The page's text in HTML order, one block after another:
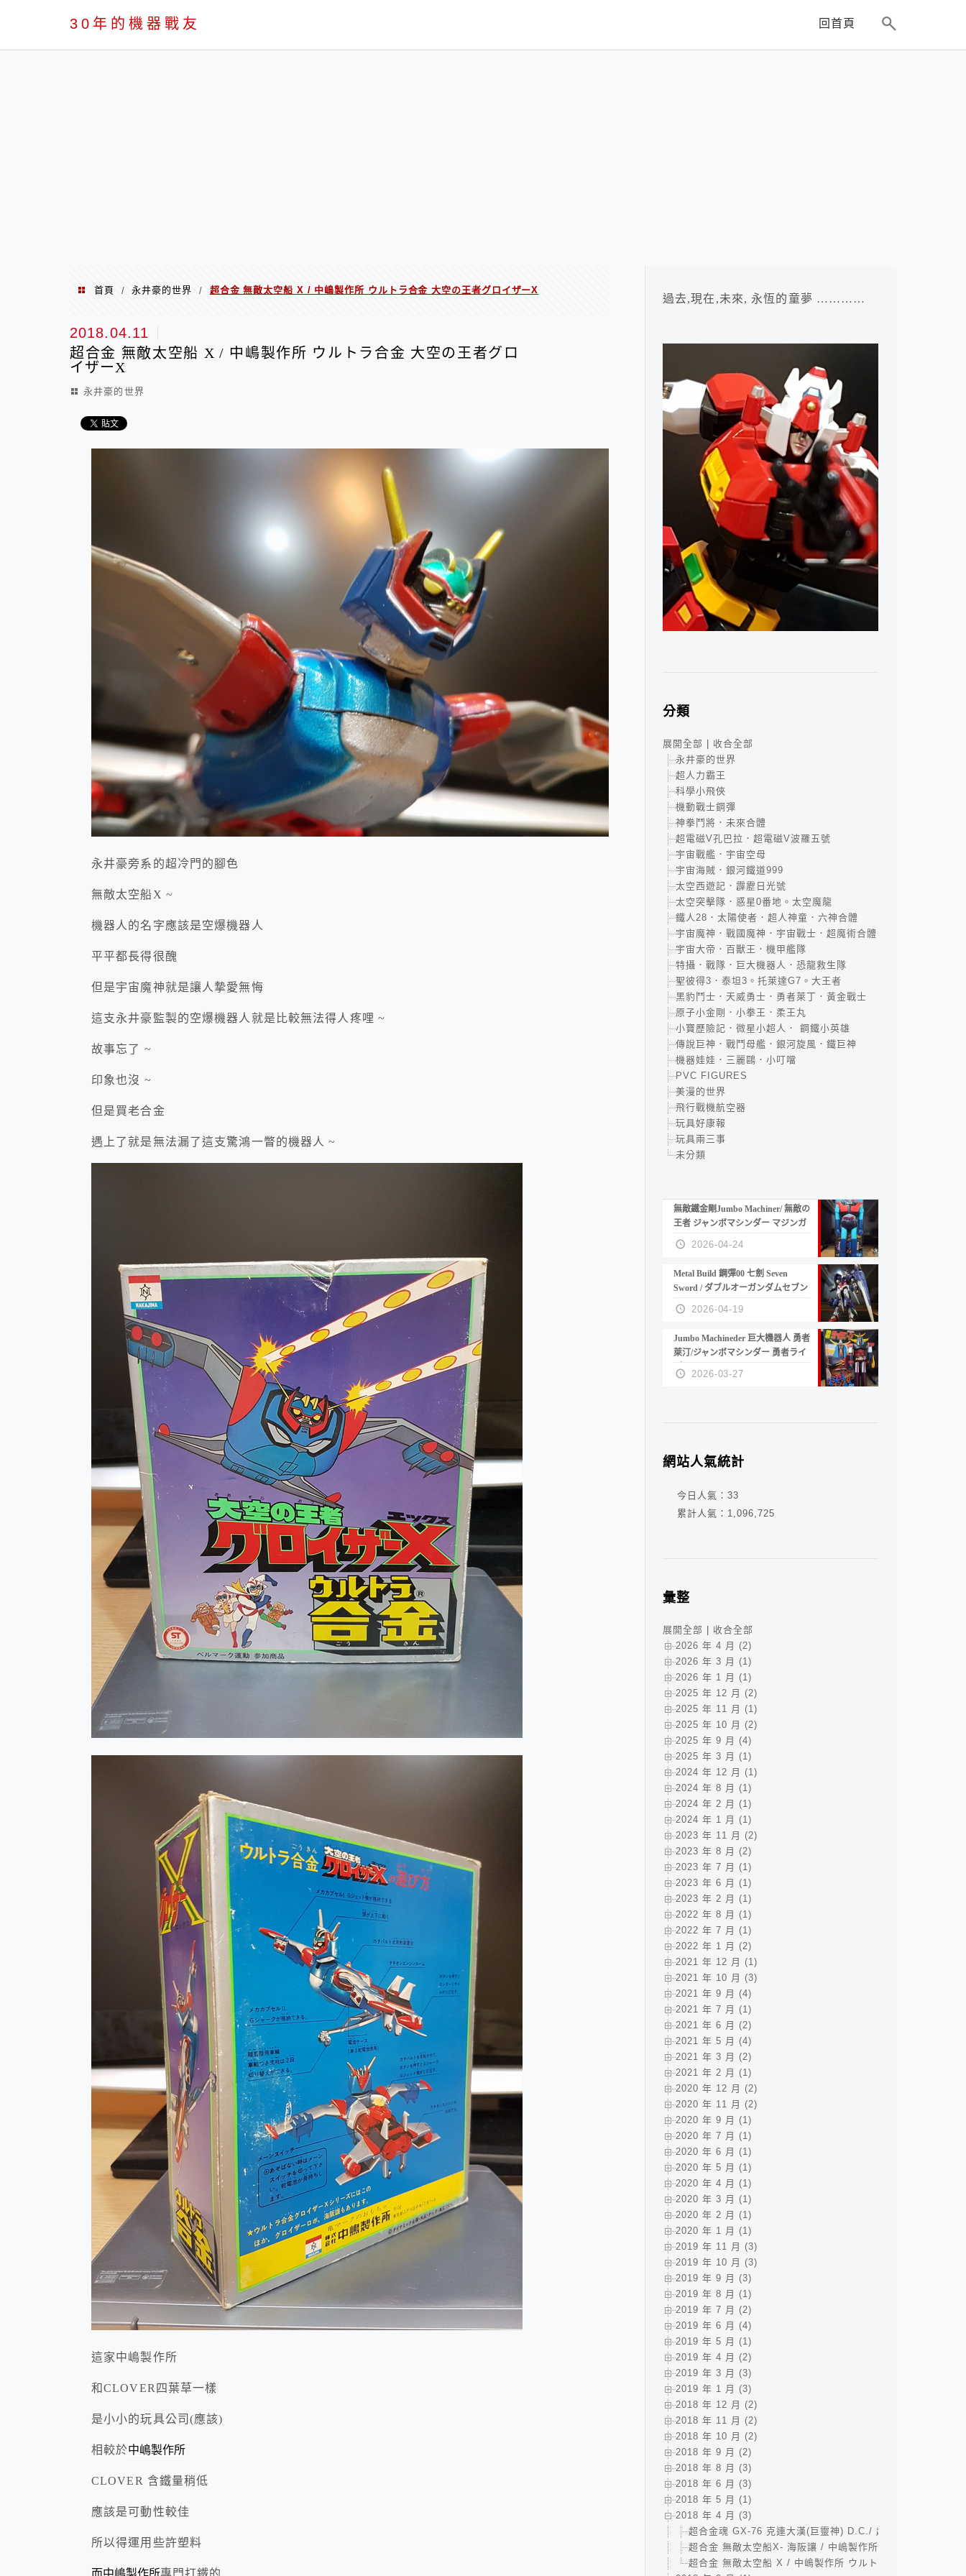
30年的機器戰友 回首頁
首頁 / 永井豪的世界 / 超合金 無敵太空船 X / 中嶋製作所 ウルトラ合金 大空の王者グロイザーX
2018.04.11
超合金 無敵太空船 X / 中嶋製作所 ウルトラ合金 大空の王者グロ
イザーX
永井豪的世界
永井豪旁系的超冷門的腳色
無敵太空船X ~
機器人的名字應該是空爆機器人
平平都長得很醜
但是宇宙魔神就是讓人摯愛無悔
這支永井豪監製的空爆機器人就是比較無法得人疼哩 ~
故事忘了 ~
印象也沒 ~
但是買老合金
遇上了就是無法漏了這支驚鴻一瞥的機器人 ~
這家中嶋製作所
和CLOVER四葉草一樣
是小小的玩具公司(應該)
相較於中嶋製作所
CLOVER 含鐵量稍低
應該是可動性較佳
所以得運用些許塑料
過去,現在,未來, 永恆的童夢 …………
分類
展開全部
收合全部
永井豪的世界
超人力霸王
科學小飛俠
機動戰士鋼彈
神拳鬥將．未來合體
超電磁V孔巴拉．超電磁V波羅五號
宇宙戰艦．宇宙空母
宇宙海賊．銀河鐵道999
太空西遊記．霹靂日光號
太空突擊隊．惑星0番地。太空魔龍
鐵人28．太陽使者．超人神童．六神合體
宇宙魔神．戰國魔神．宇宙戰士．超魔術合體
宇宙大帝．百獸王．機甲艦隊
特攝．戰隊．巨大機器人．恐龍救生隊
聖彼得3．泰坦3。托萊達G7。大王者
黑豹鬥士．天威勇士．勇者萊丁．黃金戰士
原子小金剛．小拳王．柔王丸
小寶歷險記．微星小超人． 鋼鐵小英雄
傳說巨神．戰鬥母艦．銀河旋風．鐵巨神
機器娃娃．三麗鷗．小叮噹
PVC FIGURES
美漫的世界
飛行戰機航空器
玩具好康報
玩具兩三事
未分類
無敵鐵金剛Jumbo Machiner/ 無敵の
王者 ジャンボマシンダー マジンガ
ーZ
2026-04-24
Metal Build 鋼彈00 七劍 Seven
Sword / ダブルオーガンダムセブン
ソード/G
2026-04-19
Jumbo Machineder 巨大機器人 勇者
萊汀/ジャンボマシンダー 勇者ライ
ディーン
2026-03-27
網站人氣統計
今日人氣： 33
累計人氣： 1,096,725
彙整
展開全部
收合全部
2026 年 4 月 (2)
2026 年 3 月 (1)
2026 年 1 月 (1)
2025 年 12 月 (2)
2025 年 11 月 (1)
2025 年 10 月 (2)
2025 年 9 月 (4)
2025 年 3 月 (1)
2024 年 12 月 (1)
2024 年 8 月 (1)
2024 年 2 月 (1)
2024 年 1 月 (1)
2023 年 11 月 (2)
2023 年 8 月 (2)
2023 年 7 月 (1)
2023 年 6 月 (1)
2023 年 2 月 (1)
2022 年 8 月 (1)
2022 年 7 月 (1)
2022 年 1 月 (2)
2021 年 12 月 (1)
2021 年 10 月 (3)
2021 年 9 月 (4)
2021 年 7 月 (1)
2021 年 6 月 (2)
2021 年 5 月 (4)
2021 年 3 月 (2)
2021 年 2 月 (1)
2020 年 12 月 (2)
2020 年 11 月 (2)
2020 年 9 月 (1)
2020 年 7 月 (1)
2020 年 6 月 (1)
2020 年 5 月 (1)
2020 年 4 月 (1)
2020 年 3 月 (1)
2020 年 2 月 (1)
2020 年 1 月 (1)
2019 年 11 月 (3)
2019 年 10 月 (3)
2019 年 9 月 (3)
2019 年 8 月 (1)
2019 年 7 月 (2)
2019 年 6 月 (4)
2019 年 5 月 (1)
2019 年 4 月 (2)
2019 年 3 月 (3)
2019 年 1 月 (3)
2018 年 12 月 (2)
2018 年 11 月 (2)
2018 年 10 月 (2)
2018 年 9 月 (2)
2018 年 8 月 (3)
2018 年 6 月 (3)
2018 年 5 月 (1)
2018 年 4 月 (3)
超合金魂 GX-76 克連大漢(巨靈神) D.C./ 超合金魂 GX-76
超合金 無敵太空船X- 海阪讓 / 中嶋製作所 ウルトラ合金 大
超合金 無敵太空船 X / 中嶋製作所 ウルトラ合金 大空の王者